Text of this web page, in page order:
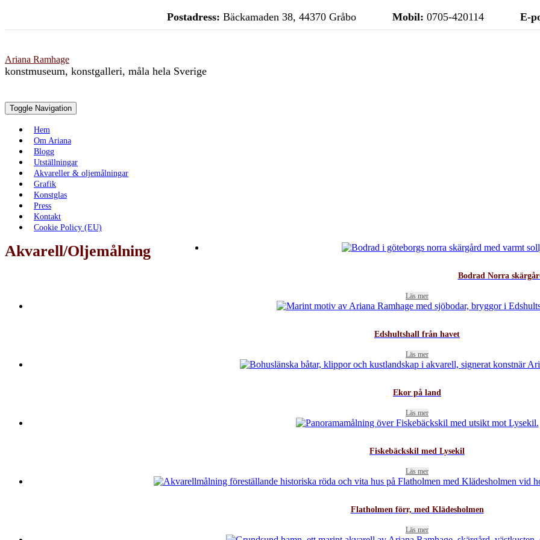
content
Postadress: Bäckamaden 38, 44370 Gråbo Mobil: 0705-420114 E-
Ariana Ramhage
konstmuseum, konstgalleri, måla hela Sverige
Toggle Navigation
Hem
Om Ariana
Blogg
Utställningar
Akvareller & oljemålningar
Grafik
Konstglas
Press
Kontakt
Cookie Policy (EU)
Akvarell/Oljemålning
Bodrad Norra
Läs mer
Edshultshall från havet
Läs mer
Ekor på land
Läs mer
Fiskebäckskil med Lysekil
Läs mer
Flatholmen förr, med Klädesholmen
Läs mer